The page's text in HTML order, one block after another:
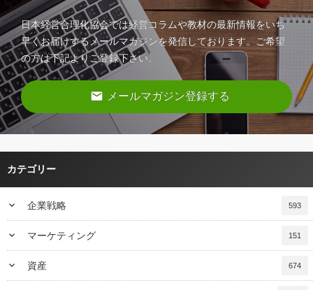
日本経営合理化協会では経営コラムや教材の最新情報をいち
早くお届けするメールマガジンを発信しております。ご希望
の方は下記よりご登録下さい。
email メールマガジン登録する
カテゴリー
keyboard_arrow_down 企業戦略 593
keyboard_arrow_down マーケティング 151
keyboard_arrow_down 資産 674